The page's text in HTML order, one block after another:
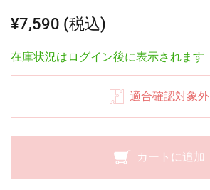
¥7,590 (税込)
在庫状況はログイン後に表示されます
適合確認対象外
カートに追加